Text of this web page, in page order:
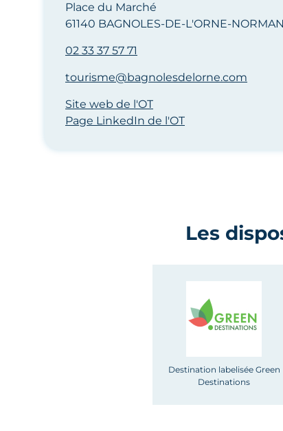
Place du Marché
61140 BAGNOLES-DE-L'ORNE-
02 33 37 57 71
tourisme@bagnolesdelorne.com
Site web de l'OT
Page LinkedIn de l'OT
Les
Destination labelisée Green
Destinations